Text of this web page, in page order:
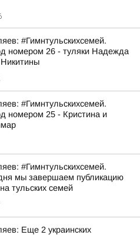
#Гимнтульскихсемей.
номером 26 - туляки Надежда
#Гимнтульскихсемей.
номером 25 - Кристина и
#Гимнтульскихсемей.
мы завершаем публикацию
тульских семей
Еще 2 украинских